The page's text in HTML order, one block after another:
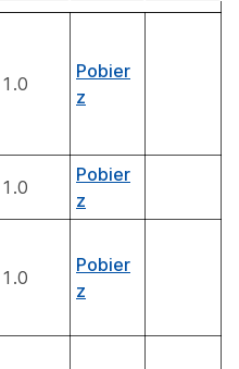
1.0
Pobier
z
1.0
Pobier
z
1.0
Pobier
z